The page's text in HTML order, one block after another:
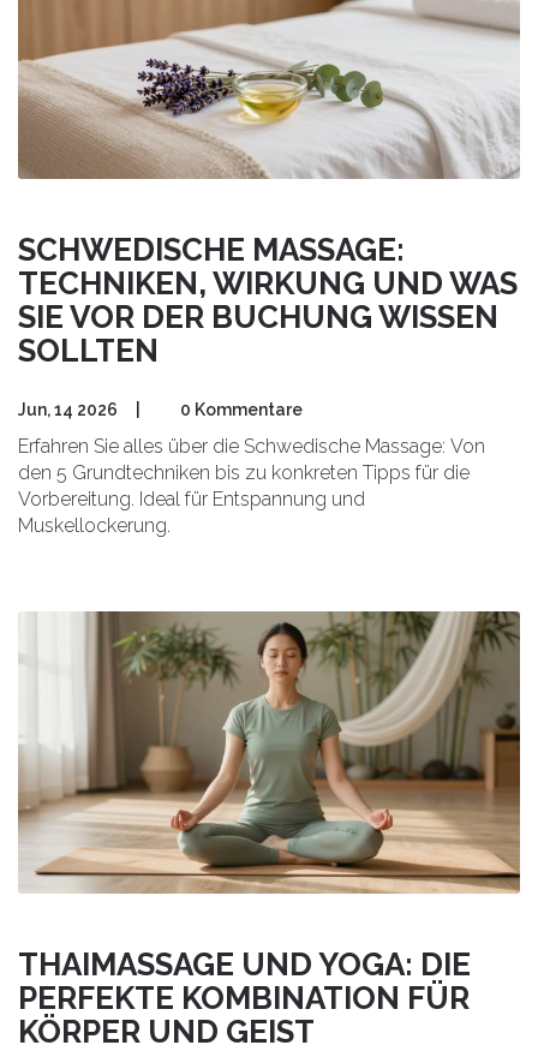
SCHWEDISCHE MASSAGE:
TECHNIKEN, WIRKUNG UND WAS
SIE VOR DER BUCHUNG WISSEN
SOLLTEN
Jun, 14 2026 0 Kommentare
Erfahren Sie alles über die Schwedische Massage: Von
den 5 Grundtechniken bis zu konkreten Tipps für die
Vorbereitung. Ideal für Entspannung und
Muskellockerung.
THAIMASSAGE UND YOGA: DIE
PERFEKTE KOMBINATION FÜR
KÖRPER UND GEIST